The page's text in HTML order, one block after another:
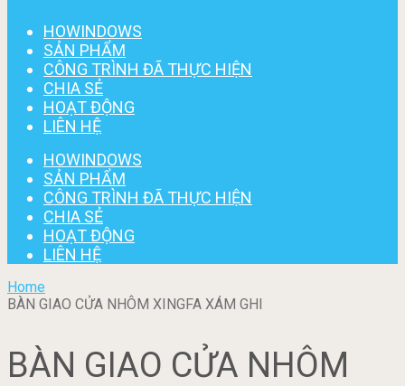
HOWINDOWS
SẢN PHẨM
CÔNG TRÌNH ĐÃ THỰC HIỆN
CHIA SẺ
HOẠT ĐỘNG
LIÊN HỆ
HOWINDOWS
SẢN PHẨM
CÔNG TRÌNH ĐÃ THỰC HIỆN
CHIA SẺ
HOẠT ĐỘNG
LIÊN HỆ
Home
BÀN GIAO CỬA NHÔM XINGFA XÁM GHI
BÀN GIAO CỬA NHÔM